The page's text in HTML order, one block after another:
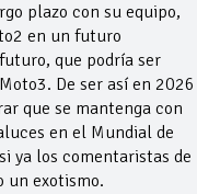
plazo con su equipo,
en un futuro
que podría ser
De ser así en 2026
que se mantenga con
en el Mundial de
ya los comentaristas de
un exotismo.